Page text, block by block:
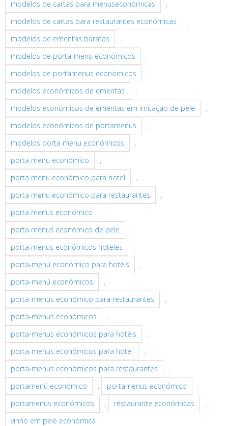
modelos de cartas para menuseconómicas
,
modelos de cartas para restaurantes económicas
,
modelos de ementas baratas
,
modelos de porta-menu económicos
,
modelos de portamenus económicos
,
modelos económicos de ementas
,
modelos económicos de ementas em imitaçao de pele
,
modelos económicos de portamenus
,
modelos porta menu económicos
,
porta menu económico
,
porta menu económico para hotel
,
porta menu económico para restaurantes
,
porta menus económico
,
porta menus económico de pele
,
porta menus económicos hoteles
,
porta-menú económico para hotéis
,
porta-menú económicos
,
porta-menus económico para restaurantes
,
porta-menus económicos
,
porta-menus económicos para hotéis
,
porta-menus económicos para hotel
,
porta-menus económicos para restaurantes
,
portamenú económico
, portamenus económico
,
portamenus económicos
, restaurante económicas
,
vinho em pele económica